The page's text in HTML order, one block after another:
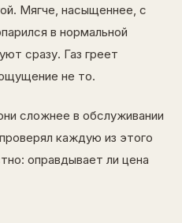
Мягче, насыщеннее, с
в нормальной
сразу. Газ греет
не то.
сложнее в обслуживании
каждую из этого
оправдывает ли цена